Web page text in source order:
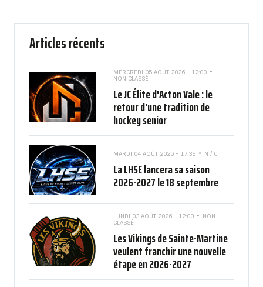
Articles récents
MERCREDI 05 AOÛT 2026 - 12:00
NON CLASSÉ
Le JC Élite d'Acton Vale : le
retour d'une tradition de
hockey senior
MARDI 04 AOÛT 2026 - 17:38 N / C
La LHSE lancera sa saison
2026-2027 le 18 septembre
LUNDI 03 AOÛT 2026 - 12:00
NON
CLASSÉ
Les Vikings de Sainte-Martine
veulent franchir une nouvelle
étape en 2026-2027